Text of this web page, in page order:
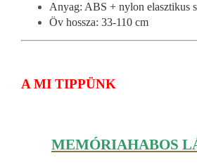
Anyag: ABS + nylon elasztikus
Öv hossza: 33-110 cm
A MI TIPPÜNK
MEMÓRIAHABOS